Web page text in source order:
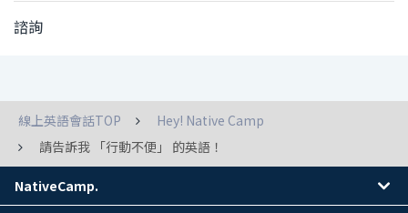
諮詢
線上英語會話TOP
Hey! Native Camp
請告訴我 「行動不便」 的英語！
NativeCamp.